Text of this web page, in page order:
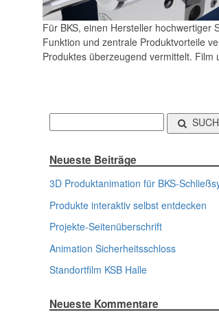
Für BKS, einen Hersteller hochwertiger
Funktion und zentrale Produktvorteile
Produktes überzeugend vermittelt. Film
Neueste Beiträge
3D Produktanimation für BKS-
Produkte interaktiv selbst entdecken
Projekte-Seitenüberschrift
Animation Sicherheitsschloss
Standortfilm KSB Halle
Neueste Kommentare